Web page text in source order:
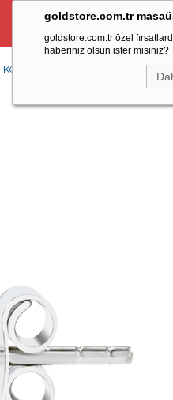
goldstore.com.tr
goldstore.com.tr özel
haberiniz olsun ister misiniz?
Ücretsiz Aynı
KOLYE